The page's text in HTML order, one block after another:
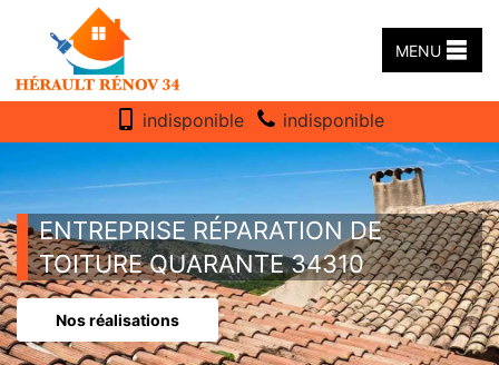
MENU
indisponible indisponible
ENTREPRISE RÉPARATION DE
TOITURE QUARANTE 34310
Nos réalisations